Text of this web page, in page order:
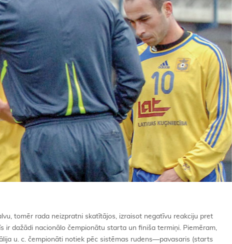
tomēr rada neizpratni skatītājos, izraisot negatīvu reakciju pret
ir dažādi nacionālo čempionātu starta un finiša termiņi. Piemēram,
u. c. čempionāti notiek pēc sistēmas rudens—pavasaris (starts